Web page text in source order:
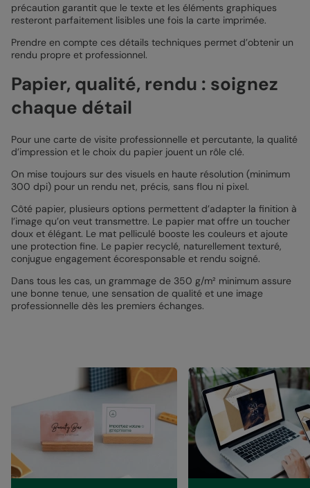
précaution garantit que le texte et les éléments graphiques
resteront parfaitement lisibles une fois la carte imprimée.
Prendre en compte ces détails techniques permet d’obtenir un
rendu propre et professionnel.
Papier, qualité, rendu : soignez
chaque détail
Pour une carte de visite professionnelle et percutante, la qualité
d’impression et le choix du papier jouent un rôle clé.
On mise toujours sur des visuels en haute résolution (minimum
300 dpi) pour un rendu net, précis, sans flou ni pixel.
Côté papier, plusieurs options permettent d’adapter la finition à
l’image qu’on veut transmettre. Le papier mat offre un toucher
doux et élégant. Le mat pelliculé booste les couleurs et ajoute
une protection fine. Le papier recyclé, naturellement texturé,
conjugue engagement écoresponsable et rendu soigné.
Dans tous les cas, un grammage de 350 g/m² minimum assure
une bonne tenue, une sensation de qualité et une image
professionnelle dès les premiers échanges.